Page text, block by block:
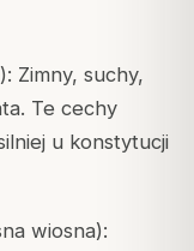
Zimny, suchy,
Te cechy
u konstytucji
wiosna):